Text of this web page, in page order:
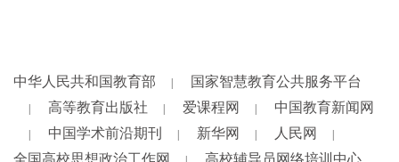
中华人民共和国教育部 国家智慧教育公共服务平台
高等教育出版社 爱课程网 中国教育新闻网
中国学术前沿期刊 新华网 人民网
全国高校思想政治工作网 高校辅导员网络培训中心